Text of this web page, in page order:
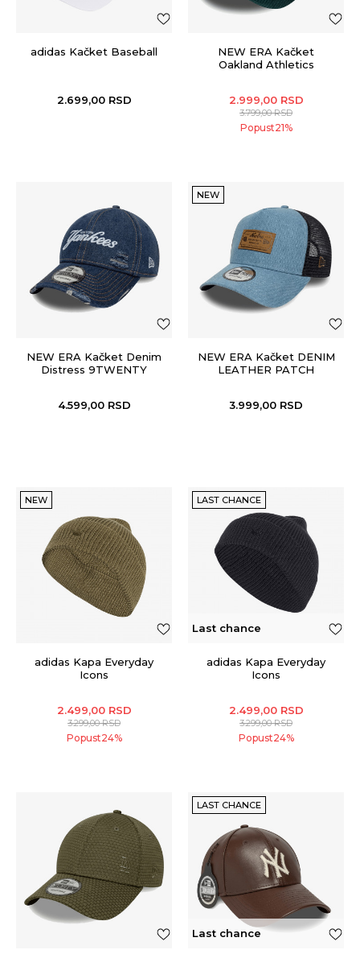
adidas Kačket Baseball
2.699,00 RSD
NEW ERA Kačket
Oakland Athletics
2.999,00 RSD
3.799,00RSD
Popust21%
NEW ERA Kačket Denim
Distress 9TWENTY
4.599,00 RSD
NEW
NEW ERA Kačket DENIM
LEATHER PATCH
3.999,00 RSD
NEW
adidas Kapa Everyday
Icons
2.499,00 RSD
3.299,00RSD
Popust24%
LAST CHANCE
Last chance
adidas Kapa Everyday
Icons
2.499,00 RSD
3.299,00RSD
Popust24%
LAST CHANCE
Last chance